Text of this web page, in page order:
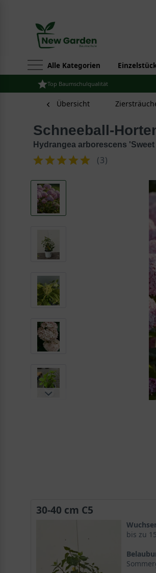
Alle Kategorien
Top Baumschulqualität
Übersicht
Schneeball-
Hydrangea arborescens
(3)
30-40 cm C5
bis zu